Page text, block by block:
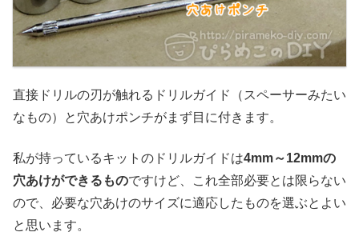
直接ドリルの刃が触れるドリルガイド（スペーサーみたい
なもの）と穴あけポンチがまず目に付きます。
私が持っているキットのドリルガイドは4mm～12mmの
穴あけができるものですけど、これ全部必要とは限らない
ので、必要な穴あけのサイズに適応したものを選ぶとよい
と思います。